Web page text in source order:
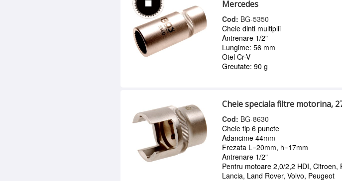
Mercedes
Cod: BG-5350
Cheie dinti multiplii
Antrenare 1/2"
Lungime: 56 mm
Otel Cr-V
Greutate: 90 g
Cheie speciala filtre motorina,
Cod: BG-8630
Cheie tip 6 puncte
Adancime 44mm
Frezata L=20mm, h=17mm
Antrenare 1/2"
Pentru motoare 2,0/2,2 HDI, Citroen,
Lancia, Land Rover, Volvo, Peugeot